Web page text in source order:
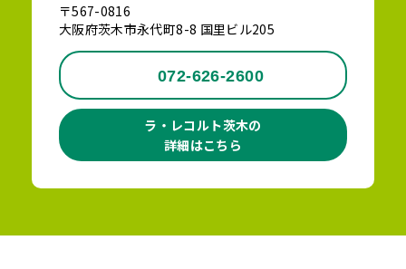
〒567-0816
大阪府茨木市永代町8-8 国里ビル205
072-626-2600
ラ・レコルト茨木の
詳細はこちら